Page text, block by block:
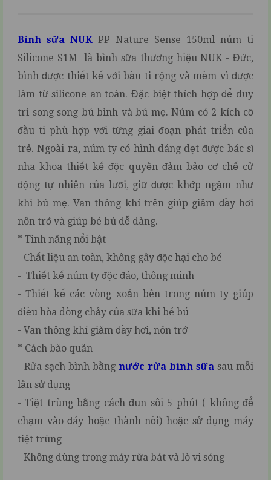
Bình sữa NUK PP Nature Sense 150ml núm ti
Silicone S1M là bình sữa thương hiệu NUK - Đức,
bình được thiết kế với bầu ti rộng và mềm vì được
làm từ silicone an toàn. Đặc biệt thích hợp để duy
trì song song bú bình và bú mẹ. Núm có 2 kích cỡ
đầu ti phù hợp với từng giai đoạn phát triển của
trẻ. Ngoài ra, núm ty có hình dáng dẹt được bác sĩ
nha khoa thiết kế độc quyền đảm bảo cơ chế cử
động tự nhiên của lưỡi, giữ được khớp ngậm như
khi bú mẹ. Van thông khí trên giúp giảm đầy hơi
nôn trớ và giúp bé bú dễ dàng.
* Tinh năng nổi bật
- Chất liệu an toàn, không gây độc hại cho bé
- Thiết kế núm ty độc đáo, thông minh
- Thiết kế các vòng xoắn bên trong núm ty giúp
điều hòa dòng chảy của sữa khi bé bú
- Van thông khí giảm đầy hơi, nôn trớ
* Cách bảo quản
- Rửa sạch bình bằng nước rửa bình sữa sau mỗi
lần sử dụng
- Tiệt trùng bằng cách đun sôi 5 phút ( không để
chạm vào đáy hoặc thành nồi) hoặc sử dụng máy
tiệt trùng
- Không dùng trong máy rửa bát và lò vi sóng